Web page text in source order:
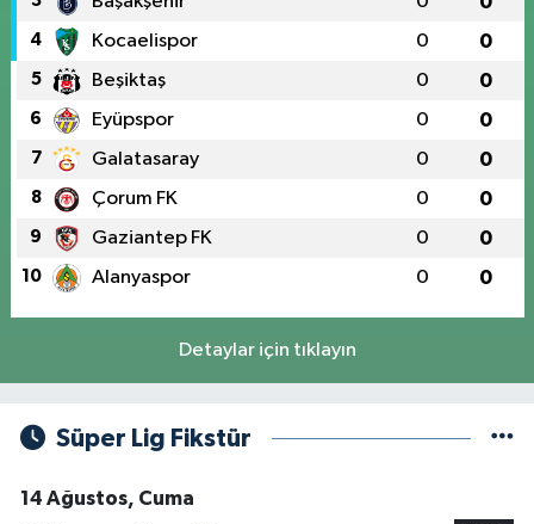
4 Kocaelispor 0 0
5 Beşiktaş 0 0
6 Eyüpspor 0 0
7 Galatasaray 0 0
8 Çorum FK 0 0
9 Gaziantep FK 0 0
10 Alanyaspor 0 0
Detaylar için tıklayın
Süper Lig Fikstür
14 Ağustos, Cuma